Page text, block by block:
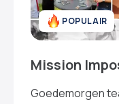
POPULAIR
Mission
Goedemorgen